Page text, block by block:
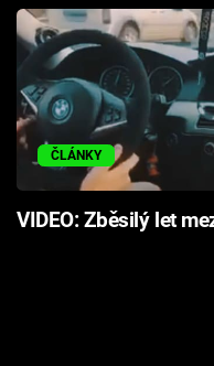
Sledujte prima+
Přihlášení
Sledujte nás
ČLÁNKY
VIDEO: Zběsilý let